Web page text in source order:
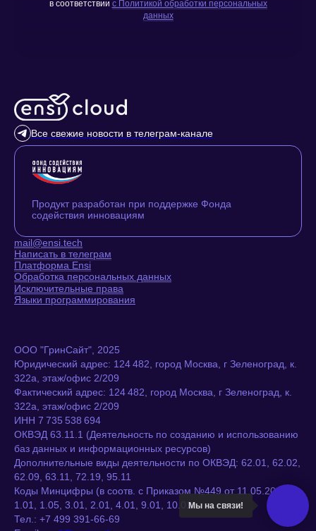
Мы на связи!
в соответствии с Политикой обработки персональных
данных
Все свежие новости в телеграм-канале
Продукт разработан при поддержке Фонда
содействия инновациям
mail@ensi.tech
Написать в телеграм
Платформа Ensi
Обработка персональных данных
Исключительные права
Языки программирования
ООО "ГринСайт", 2025
Юридический адрес: 124 482, город Москва, г Зеленоград, к.
322а, этаж/офис 2/209
Фактический адрес: 124 482, город Москва, г Зеленоград, к.
322а, этаж/офис 2/209
ИНН 7 735 538 694
ОКВЭД 63.11.1 (Деятельность по созданию и использованию
баз данных и информационных ресурсов)
Дополнительные виды деятельности по ОКВЭД: 62.01, 62.02,
62.09, 63.11, 72.19, 95.11
Коды Минцифры (в соотв. с Приказом №449 от 11.05.2023):
1.01, 1.05, 3.01, 2.01, 4.01, 9.01, 10.01
Тел.: +7 499 391-66-69